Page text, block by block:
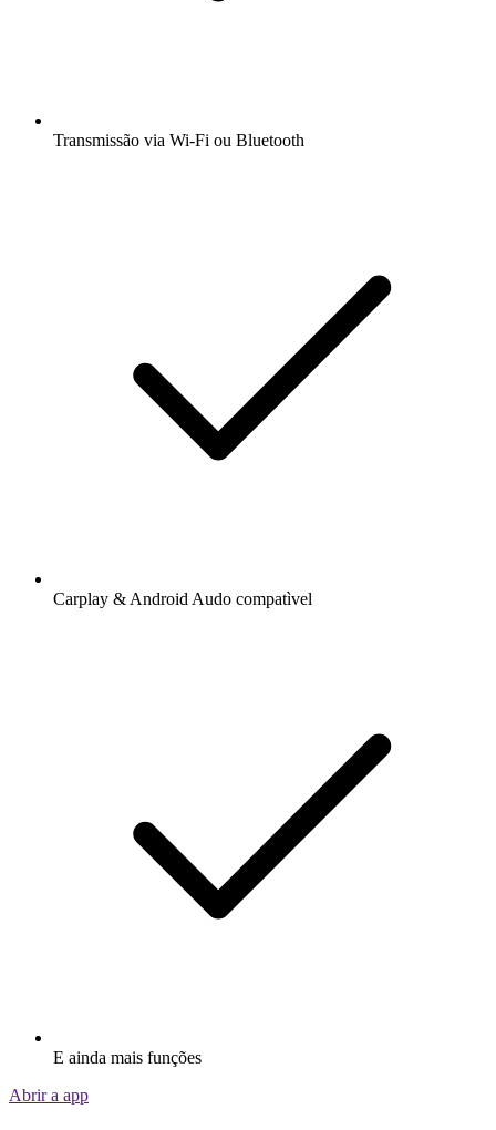
Transmissão via Wi-Fi ou Bluetooth
Carplay & Android Audo compatìvel
E ainda mais funções
Abrir a app